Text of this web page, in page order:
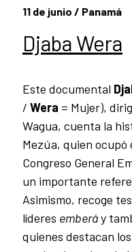
11 de junio / Panamá
Djaba Wera
Este documental
/ Wera = Mujer),
Wagua, cuenta la
Mezúa, quien
Congreso General
un importante
Asimismo, recoge
líderes emberáy
quienes destacan